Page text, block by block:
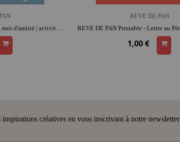
REVE DE PAN Printable - Petit mot d'amitié | activité créative | moment convivial
REVE DE PAN
1,00 €
créatives en vous inscrivant à notre newsletter